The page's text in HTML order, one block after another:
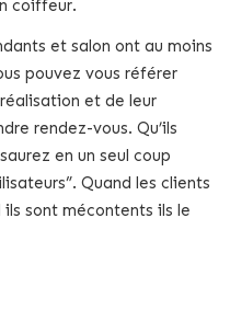
coiffeur.
et salon ont au moins
pouvez vous référer
et de leur
rendez-vous. Qu’ils
en un seul coup
Quand les clients
sont mécontents ils le